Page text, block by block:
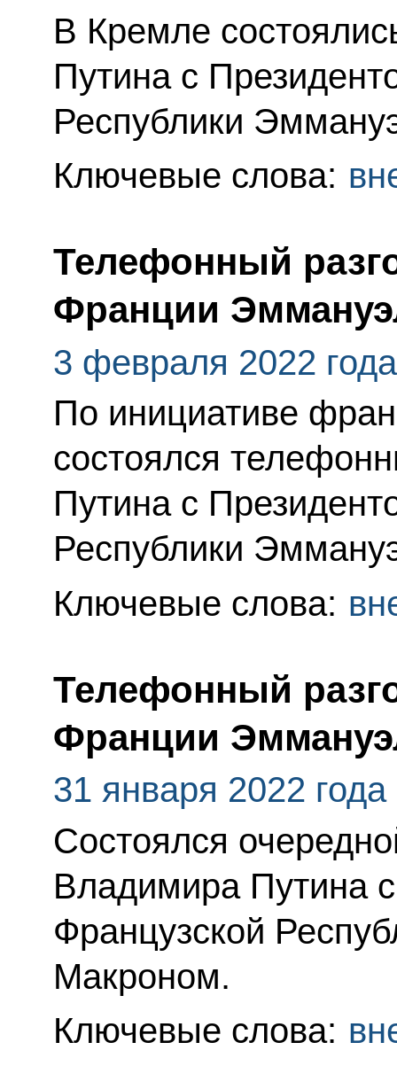
В Кремле
Путина с
Республики
Ключевые слова:
Телефонный
Франции
3 февраля 2022 года
По инициативе
состоялся
Путина с
Республики
Ключевые слова:
Телефонный
Франции
31 января 2022 года
Состоялся
Владимира Путина
Французской
Макроном.
Ключевые слова: